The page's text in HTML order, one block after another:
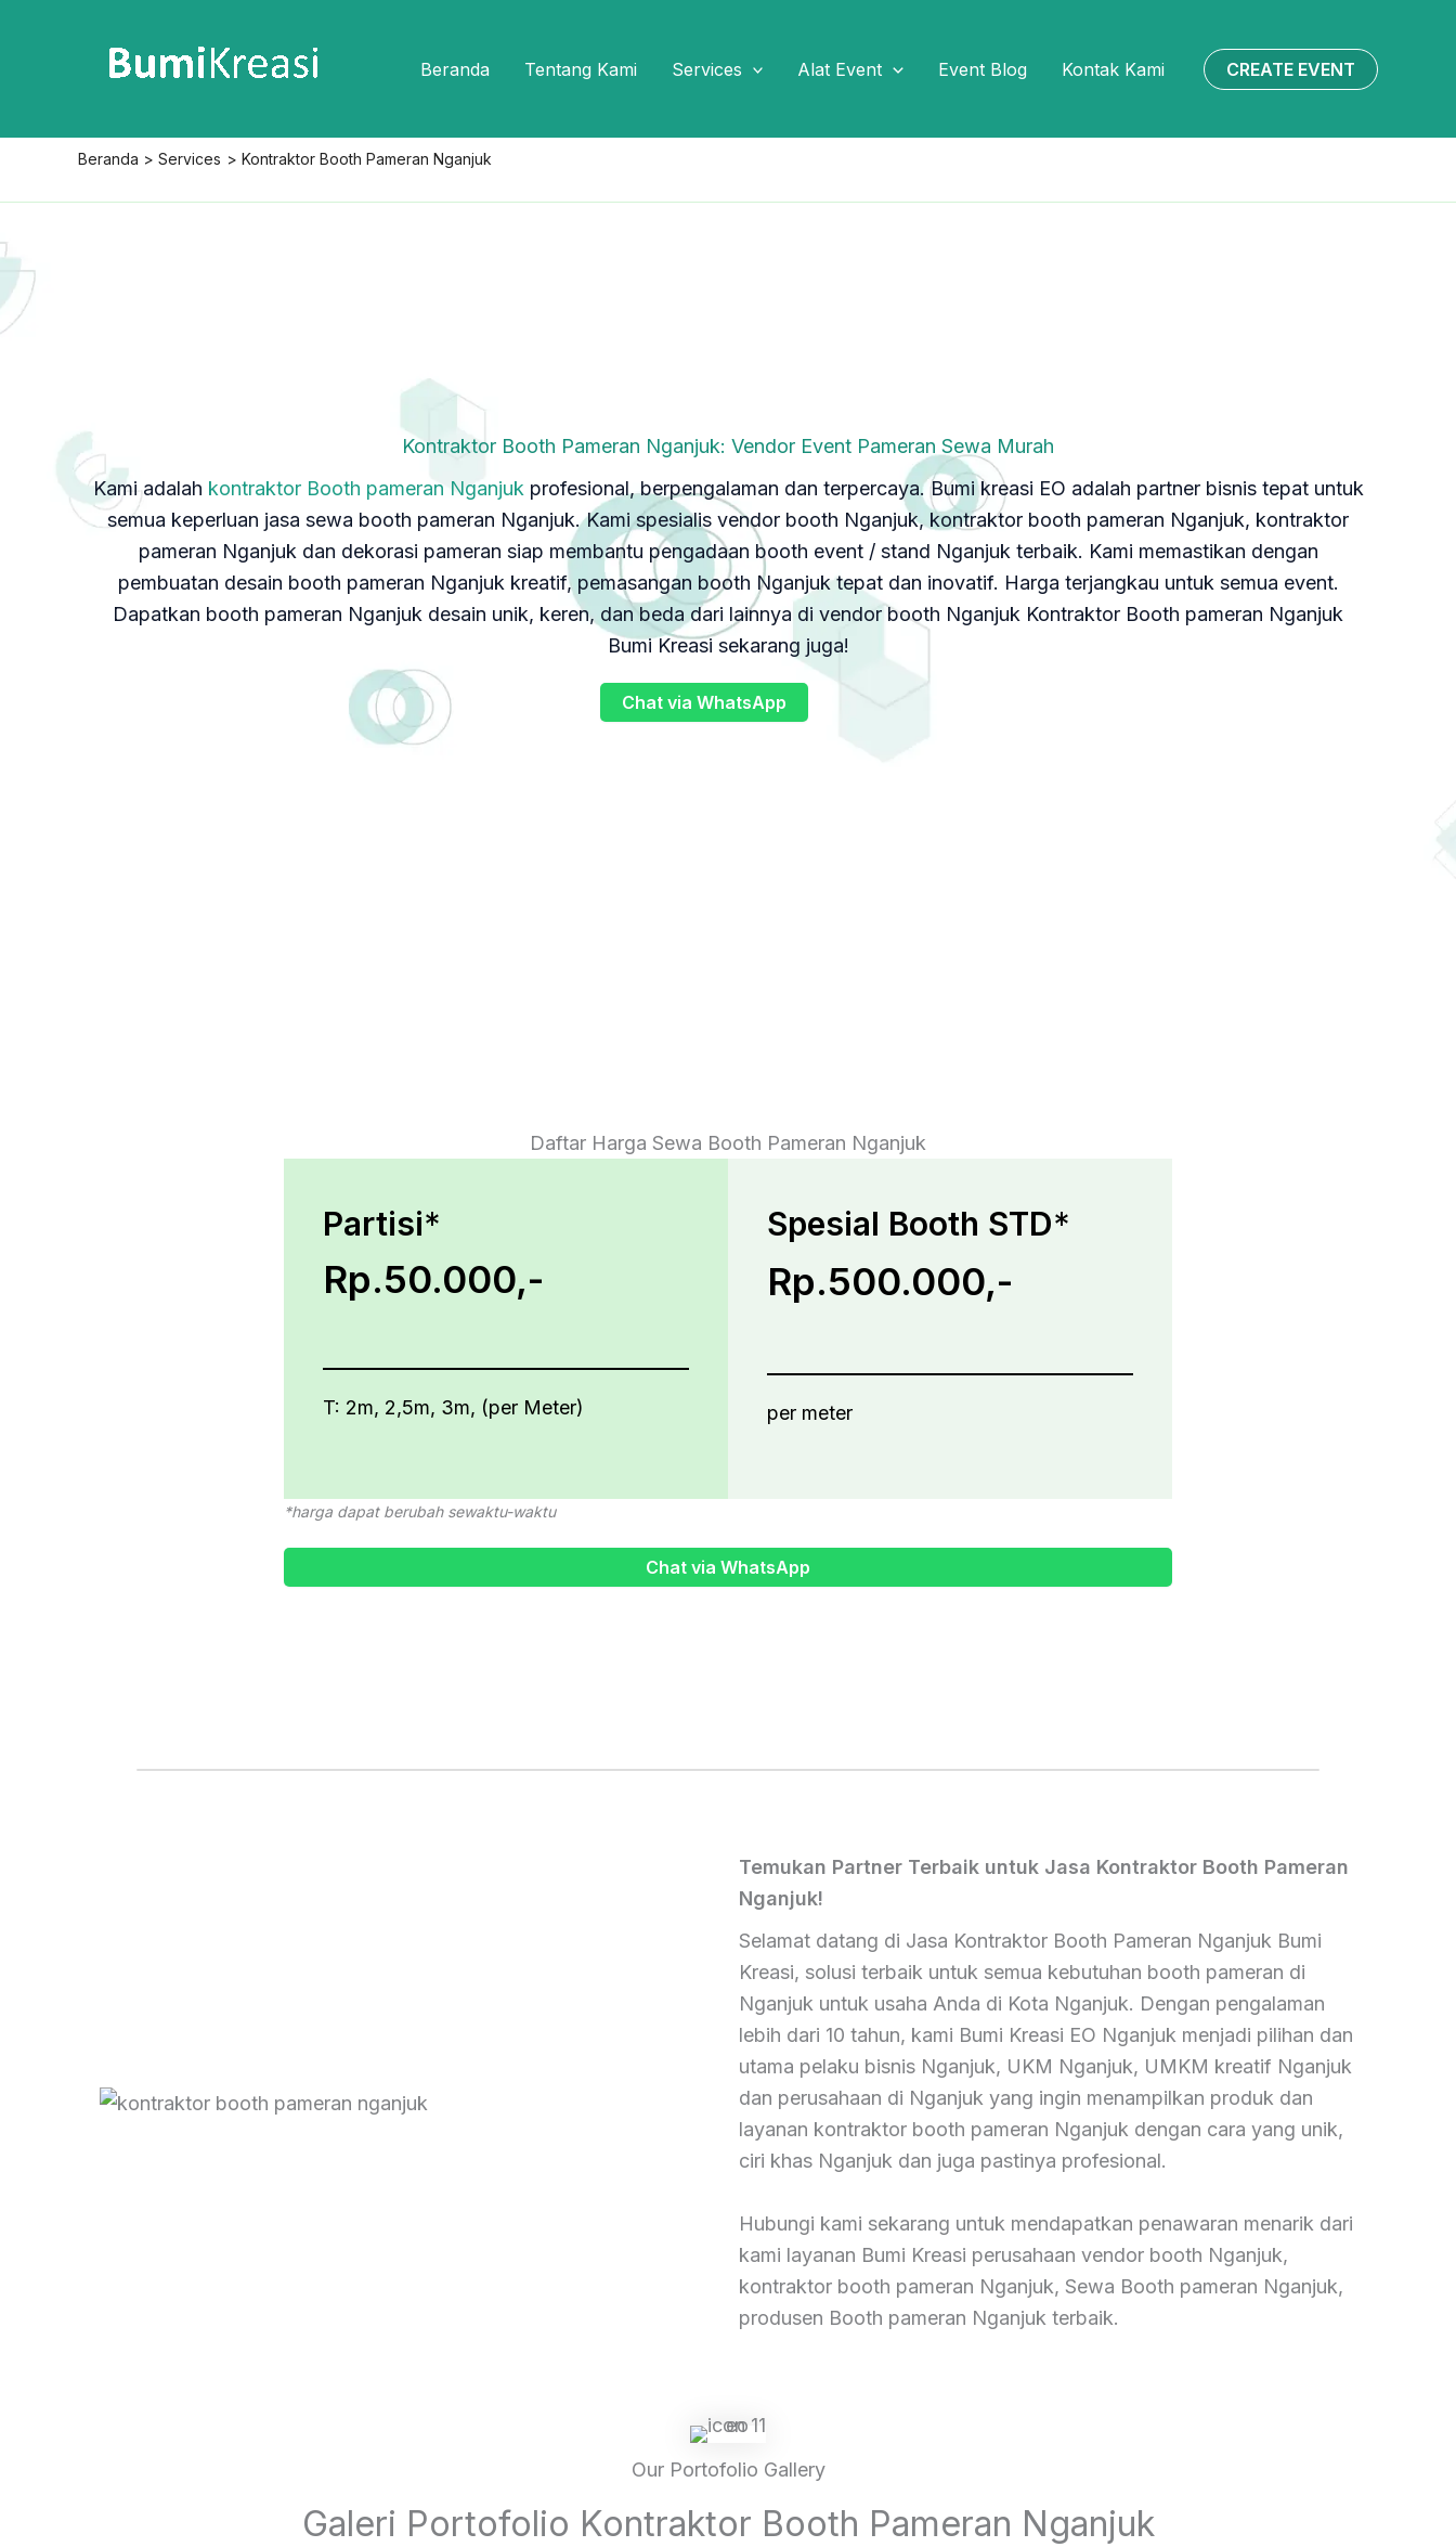
Beranda Tentang Kami Services Alat Event Event Blog Kontak Kami CREATE EVENT
Beranda Services Kontraktor Booth Pameran Nganjuk
Kontraktor Booth Pameran Nganjuk: Vendor Event Pameran Sewa Murah
Kami adalah kontraktor Booth pameran Nganjuk profesional, berpengalaman dan terpercaya. Bumi kreasi EO adalah partner bisnis tepat untuk
semua keperluan jasa sewa booth pameran Nganjuk. Kami spesialis vendor booth Nganjuk, kontraktor booth pameran Nganjuk, kontraktor
pameran Nganjuk dan dekorasi pameran siap membantu pengadaan booth event / stand Nganjuk terbaik. Kami memastikan dengan
pembuatan desain booth pameran Nganjuk kreatif, pemasangan booth Nganjuk tepat dan inovatif. Harga terjangkau untuk semua event.
Dapatkan booth pameran Nganjuk desain unik, keren, dan beda dari lainnya di vendor booth Nganjuk Kontraktor Booth pameran Nganjuk
Bumi Kreasi sekarang juga!
Chat via WhatsApp
Daftar Harga Sewa Booth Pameran Nganjuk
Partisi*
Rp.50.000,-
T: 2m, 2,5m, 3m, (per Meter)
Spesial Booth STD*
Rp.500.000,-
per meter
*harga dapat berubah sewaktu-waktu
Chat via WhatsApp
Temukan Partner Terbaik untuk Jasa Kontraktor Booth Pameran
Nganjuk!
Selamat datang di Jasa Kontraktor Booth Pameran Nganjuk Bumi
Kreasi, solusi terbaik untuk semua kebutuhan booth pameran di
Nganjuk untuk usaha Anda di Kota Nganjuk. Dengan pengalaman
lebih dari 10 tahun, kami Bumi Kreasi EO Nganjuk menjadi pilihan dan
utama pelaku bisnis Nganjuk, UKM Nganjuk, UMKM kreatif Nganjuk
dan perusahaan di Nganjuk yang ingin menampilkan produk dan
layanan kontraktor booth pameran Nganjuk dengan cara yang unik,
ciri khas Nganjuk dan juga pastinya profesional.
Hubungi kami sekarang untuk mendapatkan penawaran menarik dari
kami layanan Bumi Kreasi perusahaan vendor booth Nganjuk,
kontraktor booth pameran Nganjuk, Sewa Booth pameran Nganjuk,
produsen Booth pameran Nganjuk terbaik.
Our Portofolio Gallery
Galeri Portofolio Kontraktor Booth Pameran Nganjuk